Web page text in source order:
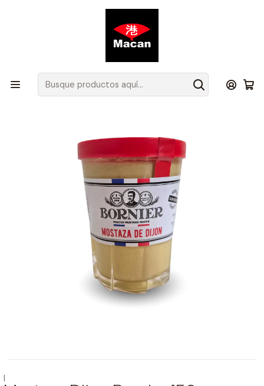
Atención de Lunes a Jueves de 08.00 a 17.30 hrs y Viernes de
Productos
Todos los Productos
|